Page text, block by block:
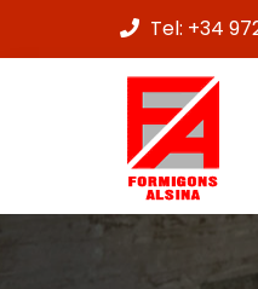
Tel: +34